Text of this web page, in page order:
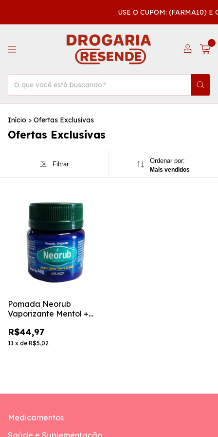
USE O CUPOM: (FARMA10) E
Início > Ofertas Exclusivas
Ofertas Exclusivas
Filtrar Ordenar por:
Mais vendidos
Pomada Neorub
Vaporizante Mentol +
R$44,97
11 x de R$5,02
Medicamentos